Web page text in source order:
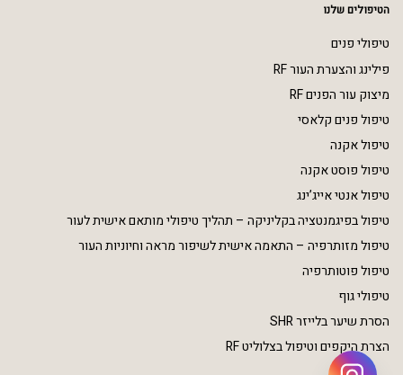
הטיפולים שלנו
טיפולי פנים
פילינג והצערת העור RF
מיצוק עור הפנים RF
טיפול פנים קלאסי
טיפול אקנה
טיפול פוסט אקנה
טיפול אנטי אייג’ינג
טיפול בפיגמנטציה בקליניקה – תהליך טיפולי מותאם אישית לעור
טיפול מזותרפיה – התאמה אישית לשיפור מראה וחיוניות העור
טיפול פוטותרפיה
טיפולי גוף
הסרת שיער בלייזר SHR
הצרת היקפים וטיפול בצלוליט RF